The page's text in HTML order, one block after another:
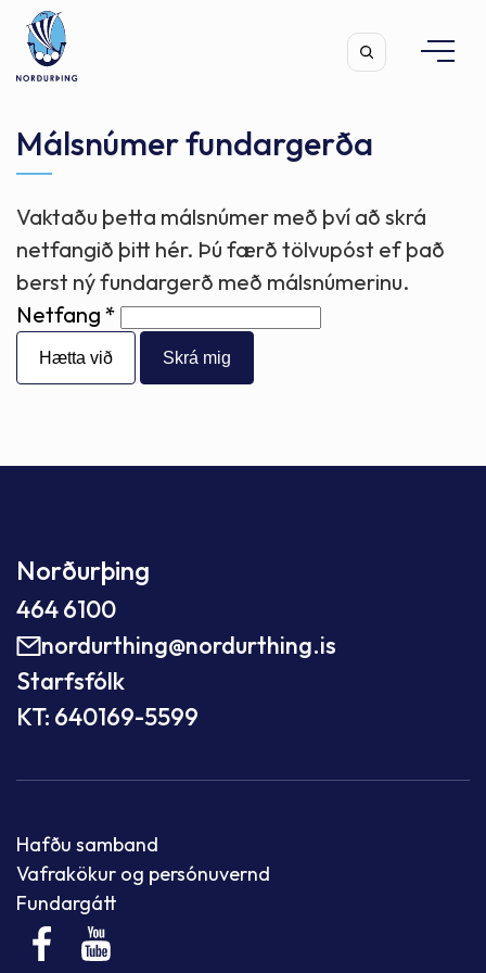
Leita
Málsnúmer fundargerða
Vaktaðu þetta málsnúmer með því að skrá
netfangið þitt hér. Þú færð tölvupóst ef það
berst ný fundargerð með málsnúmerinu.
Netfang
Hætta við
Norðurþing
464 6100
nordurthing@nordurthing.is
Starfsfólk
KT: 640169-5599
Hafðu samband
Vafrakökur og persónuvernd
Fundargátt